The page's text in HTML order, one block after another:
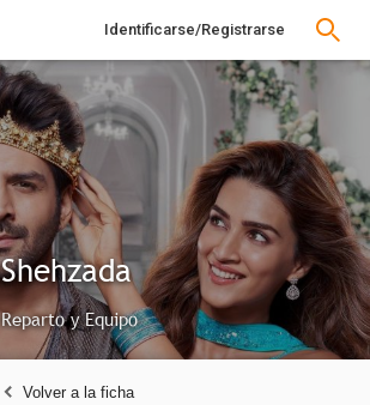
Identificarse/Registrarse
Shehzada
Reparto y Equipo
Volver a la ficha